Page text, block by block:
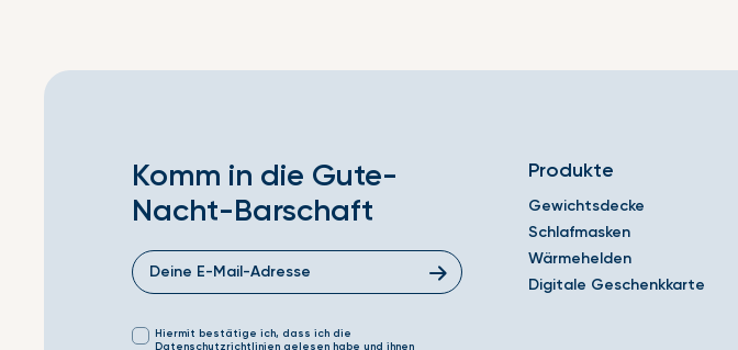
Komm in die Gute-
Nacht-Barschaft
Hiermit bestätige ich, dass ich die
Datenschutzrichtlinien gelesen habe und ihnen
Produkte
Gewichtsdecke
Schlafmasken
Wärmehelden
Digitale Geschenkkarte